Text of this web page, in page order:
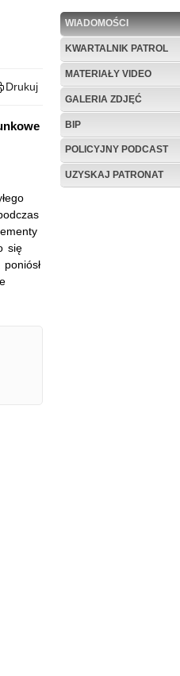
WIADOMOŚCI
KWARTALNIK PATROL
MATERIAŁY VIDEO
GALERIA ZDJĘĆ
BIP
POLICYJNY PODCAST
UZYSKAJ PATRONAT
Drukuj
się